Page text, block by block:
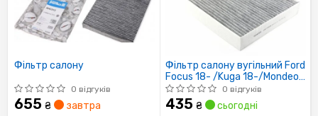
Фільтр салону
0 відгуків
655 ₴ завтра
Фільтр салону вугільний Ford
Focus 18- /Kuga 18-/Mondeo
18- (USA)
0 відгуків
435 ₴ сьогодні